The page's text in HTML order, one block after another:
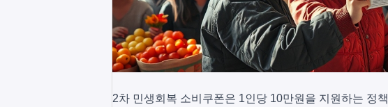
2차 민생회복 소비쿠폰은 1인당 10만원을 지원하는 정